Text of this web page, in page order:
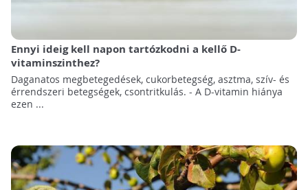
Ennyi ideig kell napon tartózkodni a kellő D-
vitaminszinthez?
Daganatos megbetegedések, cukorbetegség, asztma, szív- és
érrendszeri betegségek, csontritkulás. - A D-vitamin hiánya
ezen ...